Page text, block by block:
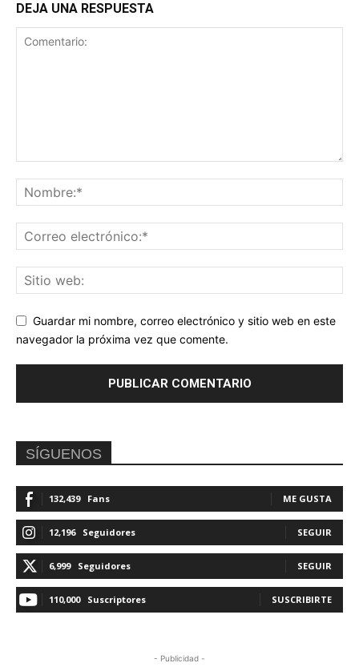
DEJA UNA RESPUESTA
Guardar mi nombre, correo electrónico y sitio web en este
navegador la próxima vez que comente.
SÍGUENOS
132,439 Fans ME GUSTA
12,196 Seguidores SEGUIR
6,999 Seguidores SEGUIR
110,000 Suscriptores SUSCRIBIRTE
- Publicidad -